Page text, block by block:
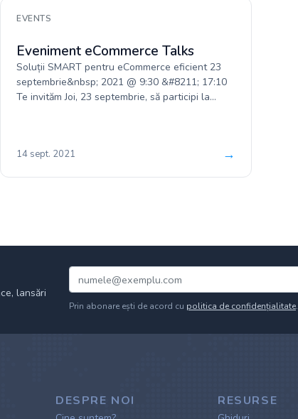
EVENTS
Eveniment eCommerce Talks
Soluții SMART pentru eCommerce eficient 23
septembrie&nbsp; 2021 @ 9:30 &#8211; 17:10
Te invităm Joi, 23 septembrie, să participi la
14 sept. 2021 →
lansări
Prin abonare ești de acord cu politica de confidențialitate.
DESPRE NOI RESURSE